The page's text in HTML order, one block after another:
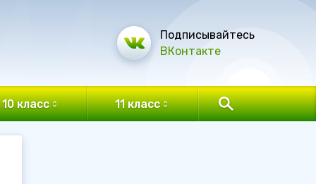
Подписывайтесь
ВКонтакте
10 класс 11 класс